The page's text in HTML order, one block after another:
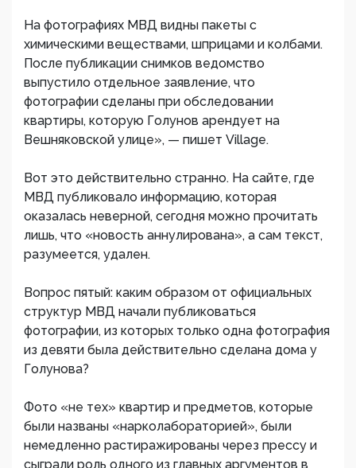
На фотографиях МВД видны пакеты с
химическими веществами, шприцами и колбами.
После публикации снимков ведомство
выпустило отдельное заявление, что
фотографии сделаны при обследовании
квартиры, которую Голунов арендует на
Вешняковской улице», — пишет Village.
Вот это действительно странно. На сайте, где
МВД публиковало информацию, которая
оказалась неверной, сегодня можно прочитать
лишь, что «новость аннулирована», а сам текст,
разумеется, удален.
Вопрос пятый: каким образом от официальных
структур МВД начали публиковаться
фотографии, из которых только одна фотография
из девяти была действительно сделана дома у
Голунова?
Фото «не тех» квартир и предметов, которые
были названы «нарколабораторией», были
немедленно растиражированы через прессу и
сыграли роль одного из главных аргументов в